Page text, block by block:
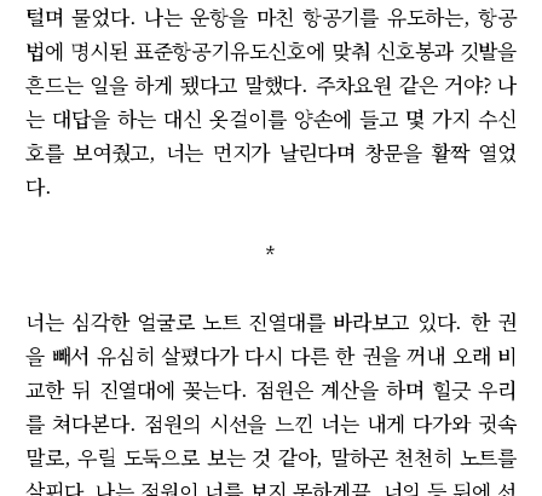
털며 물었다. 나는 운항을 마친 항공기를 유도하는, 항공
법에 명시된 표준항공기유도신호에 맞춰 신호봉과 깃발을
흔드는 일을 하게 됐다고 말했다. 주차요원 같은 거야? 나
는 대답을 하는 대신 옷걸이를 양손에 들고 몇 가지 수신
호를 보여줬고, 너는 먼지가 날린다며 창문을 활짝 열었
다.
*
너는 심각한 얼굴로 노트 진열대를 바라보고 있다. 한 권
을 빼서 유심히 살폈다가 다시 다른 한 권을 꺼내 오래 비
교한 뒤 진열대에 꽂는다. 점원은 계산을 하며 힐긋 우리
를 쳐다본다. 점원의 시선을 느낀 너는 내게 다가와 귓속
말로, 우릴 도둑으로 보는 것 같아, 말하곤 천천히 노트를